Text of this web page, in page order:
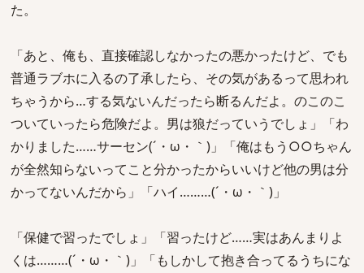
た。
「あと、俺も、直接確認しなかったの悪かったけど、でも
普通ラブホに入るの了承したら、その気があるって思われ
ちゃうから…する気ないんだったら断るんだよ。のこのこ
ついていったら危険だよ。男は狼だっていうでしょ」「わ
かりました……サーセン(´・ω・｀)」「俺はもう○○ちゃん
が全然知らないってこと分かったからいいけど他の男は分
かってないんだから」「ハイ………(´・ω・｀)」
「保健で習ったでしょ」「習ったけど……実はあんまりよ
くは………(´・ω・｀)」「もしかして抱き合ってるうちにな